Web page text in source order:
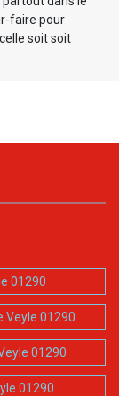
faire pour
soit soit
01290
Veyle 01290
01290
01290